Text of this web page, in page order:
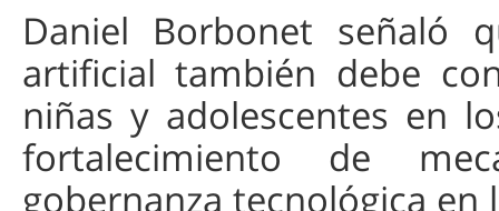
Daniel Borbonet señaló
artificial también debe
niñas y adolescentes en
fortalecimiento de
gobernanza tecnológica en